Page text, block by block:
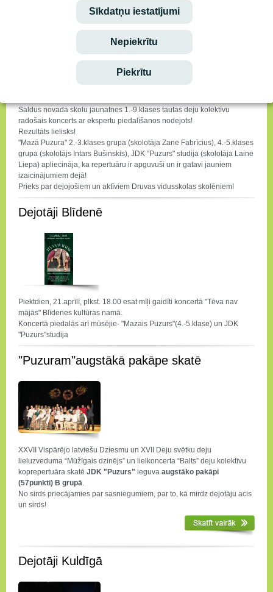
Sīkdatņu iestatījumi
Nepiekrītu
Piekrītu
Druvā dejo!
Saldus novada skolu jaunatnes 1.-9.klases tautas deju kolektīvu
radošais koncerts ar ekspertu piedalīšanos nodejots!
Rezultāts lielisks!
"Mazā Puzura" 2.-3.klases grupa (skolotāja Zane Fabrīcius), 4.-5.klases
grupa (skolotājs Intars Bušinskis), JDK "Puzurs" studija (skolotāja Laine
Liepa) apliecināja, ka repertuāru ir apguvuši un ir gatavi jauniem
izaicinājumiem dejā!
Prieks par dejojošiem un aktīviem Druvas vidusskolas skolēniem!
Dejotāji Blīdenē
Piektdien, 21.aprīlī, plkst. 18.00 esat mīļi gaidīti koncertā "Tēva nav
mājās" Blīdenes kultūras namā.
Koncertā piedalās arī mūsējie- "Mazais Puzurs"(4.-5.klase) un JDK
"Puzurs"studija
"Puzuram"augstākā pakāpe skatē
XXVII Vispārējo latviešu Dziesmu un XVII Deju svētku deju
lieluzveduma “Mūžīgais dzinējs” un lielkoncerta “Balts” deju kolektīvu
koprepertuāra skatē JDK "Puzurs" ieguva augstāko pakāpi
(57punkti) B grupā.
No sirds priecājamies par sasniegumiem, par to, kā mirdz dejotāju acis
un sirds!
Dejotāji Kuldīgā